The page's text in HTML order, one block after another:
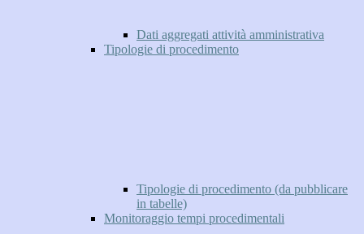
Dati aggregati attività amministrativa
Tipologie di procedimento
Tipologie di procedimento (da pubblicare
in tabelle)
Monitoraggio tempi procedimentali